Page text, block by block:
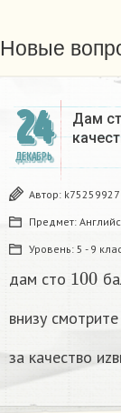
Новые
24
ДЕКАБРЬ
Дам
Автор: k75259927
Предмет:
Уровень: 5 - 9
дам сто
100
внизу смотрите
за качество